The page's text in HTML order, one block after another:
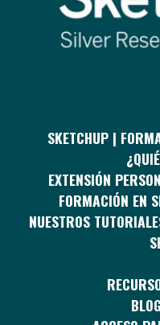
SKETCHUP |
EXTENSIÓN
FORMACIÓN EN
NUESTROS